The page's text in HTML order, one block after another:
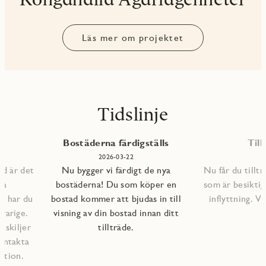
Läs mer om projektet
Tidslinje
är det
har du
skiljer
Bostäderna färdigställs
2026-03-22
Nu bygger vi färdigt de nya
bostäderna! Du som köper en
bostad kommer att bjudas in till
visning av din bostad innan ditt
tillträde.
Nu får du
som är
inflyttning.